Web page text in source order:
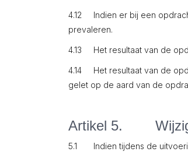
4.12 Indien er bij een
prevaleren.
4.13 Het resultaat van de
4.14 Het resultaat van de
gelet op de aard van de
Artikel 5.
5.1 Indien tijdens de